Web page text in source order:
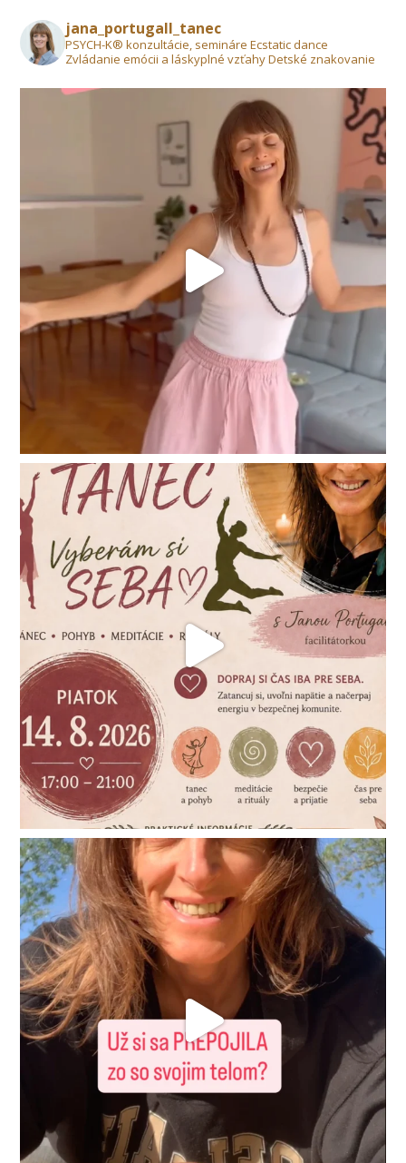
jana_portugall_tanec
PSYCH-K® konzultácie, semináre Ecstatic dance
Zvládanie emócii a láskyplné vzťahy Detské znakovanie